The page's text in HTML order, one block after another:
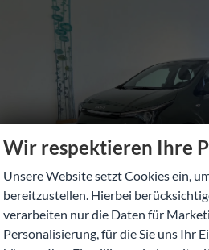
Wir respektieren Ihre
Unsere Website setzt Cookies ein,
bereitzustellen. Hierbei
verarbeiten nur die Daten für
Personalisierung, für die Sie uns Ihr